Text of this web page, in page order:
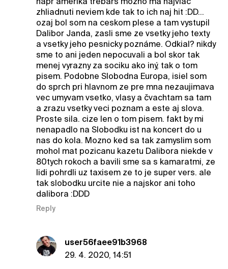
zhliadnuti neviem kde tak to ich naj hit :DD...
ozaj bol som na ceskom plese a tam vystupil
Dalibor Janda, zasli sme ze vsetky jeho texty
a vsetky jeho pesnicky poznáme. Odkial? nikdy
sme to ani jeden nepocuvali a bol skor tak
menej vyrazny za sociku ako iný, tak o tom
pisem. Podobne Slobodna Europa, isiel som
do sprch pri hlavnom ze pre mna nezaujimava
vec umyvam vsetko, vlasy a čvachtam sa tam
a zrazu vsetky veci poznam a este aj slova.
Proste sila. cize len o tom pisem. fakt by mi
nenapadlo na Slobodku ist na koncert do u
nas do kola. Mozno ked sa tak zamyslim som
mohol mat pozicanu kazetu Dalibora niekde v
80tych rokoch a bavili sme sa s kamaratmi, ze
lidi pohrdli uz taxisem ze to je super vers. ale
tak slobodku urcite nie a najskor ani toho
dalibora :DDD
Reply
user56faee91b3968
29. 4. 2020, 14:51